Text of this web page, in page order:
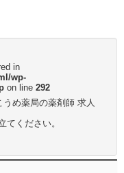
in
wp-
on line 292
め薬局の薬剤師 求人
てください。